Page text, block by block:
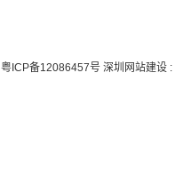
粤ICP备12086457号 深圳网站建设 :